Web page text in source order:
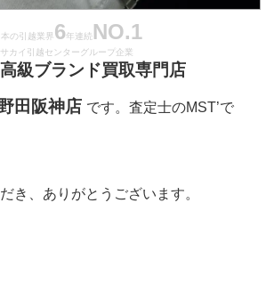
本の引越業界 6年連続NO.1
サカイ引越センターグループ企業
高級ブランド買取専門店
田阪神店 です。査定士のMST’で
き、ありがとうございます。